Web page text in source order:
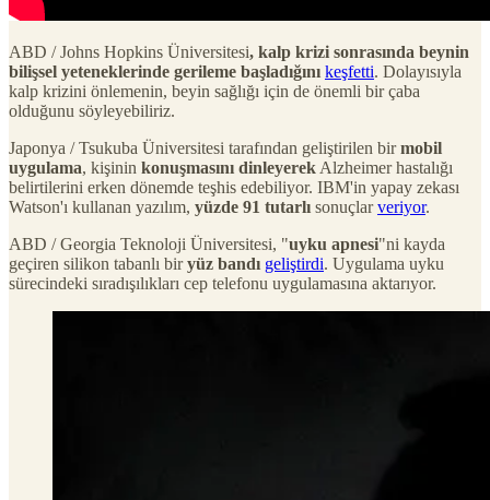
ABD / Johns Hopkins Üniversitesi, kalp krizi sonrasında beynin
bilişsel yeteneklerinde gerileme başladığını keşfetti. Dolayısıyla
kalp krizini önlemenin, beyin sağlığı için de önemli bir çaba
olduğunu söyleyebiliriz.
Japonya / Tsukuba Üniversitesi tarafından geliştirilen birmobil
uygulama, kişinin konuşmasını dinleyerek Alzheimer hastalığı
belirtilerini erken dönemde teşhis edebiliyor. IBM'in yapay zekası
Watson'ı kullanan yazılım, yüzde 91 tutarlı sonuçlarveriyor.
ABD / Georgia Teknoloji Üniversitesi, "uyku apnesi"ni kayda
geçiren silikon tabanlı biryüz bandı geliştirdi. Uygulama uyku
sürecindeki sıradışılıkları cep telefonu uygulamasına aktarıyor.